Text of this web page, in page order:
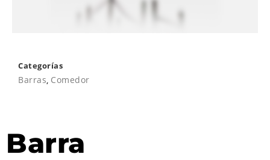
Categorías
Barras, Comedor
Barra